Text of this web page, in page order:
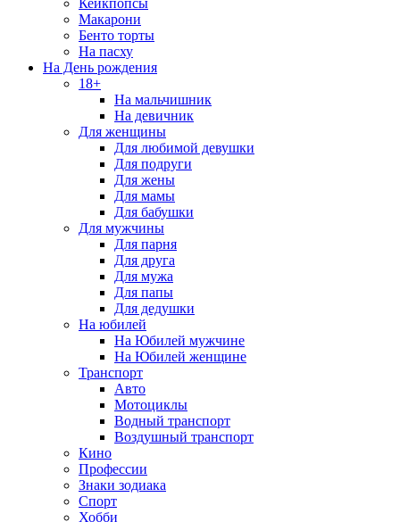
Кейкпопсы
Макарони
Бенто торты
На пасху
На День рождения
18+
На мальчишник
На девичник
Для женщины
Для любимой девушки
Для подруги
Для жены
Для мамы
Для бабушки
Для мужчины
Для парня
Для друга
Для мужа
Для папы
Для дедушки
На юбилей
На Юбилей мужчине
На Юбилей женщине
Транспорт
Авто
Мотоциклы
Водный транспорт
Воздушный транспорт
Кино
Профессии
Знаки зодиака
Спорт
Хобби